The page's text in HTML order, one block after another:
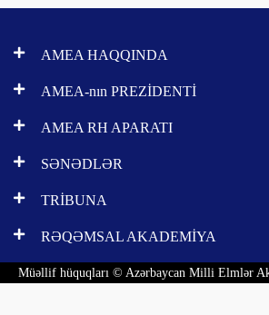
AMEA HAQQINDA
AMEA-nın PREZİDENTİ
AMEA RH APARATI
SƏNƏDLƏR
TRİBUNA
RƏQƏMSAL AKADEMİYA
Müəllif hüquqları © Azərbaycan Milli Elmlər